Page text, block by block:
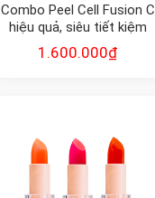
Combo Peel Cell Fusion C
hiệu quả, siêu tiết kiệm
1.600.000₫